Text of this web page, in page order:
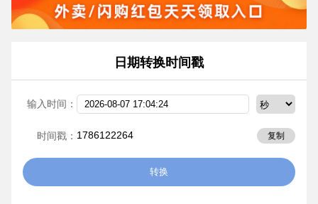
日期转换时间戳
输入时间：
时间戳： 1786122264 复制
转换